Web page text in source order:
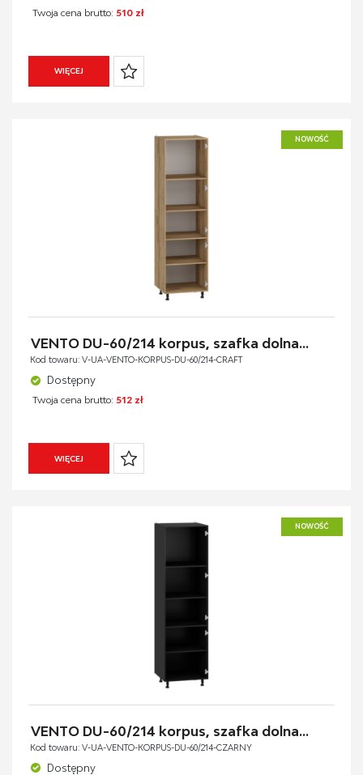
Twoja cena brutto: 510 zł
WIĘCEJ
NOWOŚĆ
VENTO DU-60/214 korpus, szafka dolna...
Kod towaru: V-UA-VENTO-KORPUS-DU-60/214-CRAFT
Dostępny
Twoja cena brutto: 512 zł
WIĘCEJ
NOWOŚĆ
VENTO DU-60/214 korpus, szafka dolna...
Kod towaru: V-UA-VENTO-KORPUS-DU-60/214-CZARNY
Dostępny